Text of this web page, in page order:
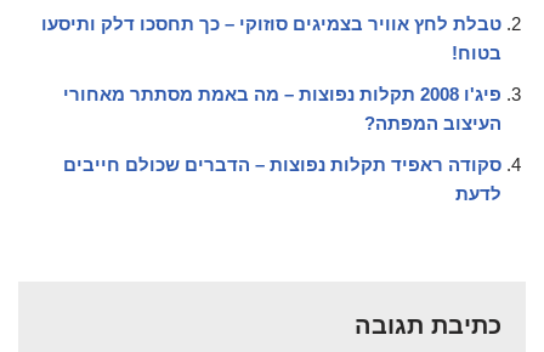
טבלת לחץ אוויר בצמיגים סוזוקי – כך תחסכו דלק ותיסעו
בטוח!
פיג'ו 2008 תקלות נפוצות – מה באמת מסתתר מאחורי
העיצוב המפתה?
סקודה ראפיד תקלות נפוצות – הדברים שכולם חייבים
לדעת
כתיבת תגובה